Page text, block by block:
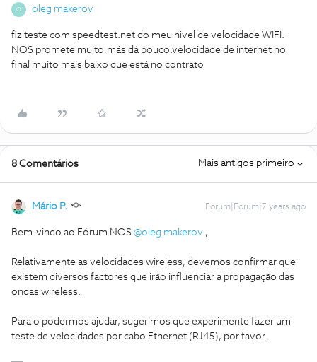
O oleg makerov
fiz teste com speedtest.net do meu nivel de velocidade WIFI.
NOS promete muito,más dá pouco.velocidade de internet no
final muito mais baixo que está no contrato
8 Comentários Mais antigos primeiro
Mário P. Forum|Forum|7 years ago
Bem-vindo ao Fórum NOS @oleg makerov ,
Relativamente as velocidades wireless, devemos confirmar que
existem diversos factores que irão influenciar a propagação das
ondas wireless.
Para o podermos ajudar, sugerimos que experimente fazer um
teste de velocidades por cabo Ethernet (RJ45), por favor.